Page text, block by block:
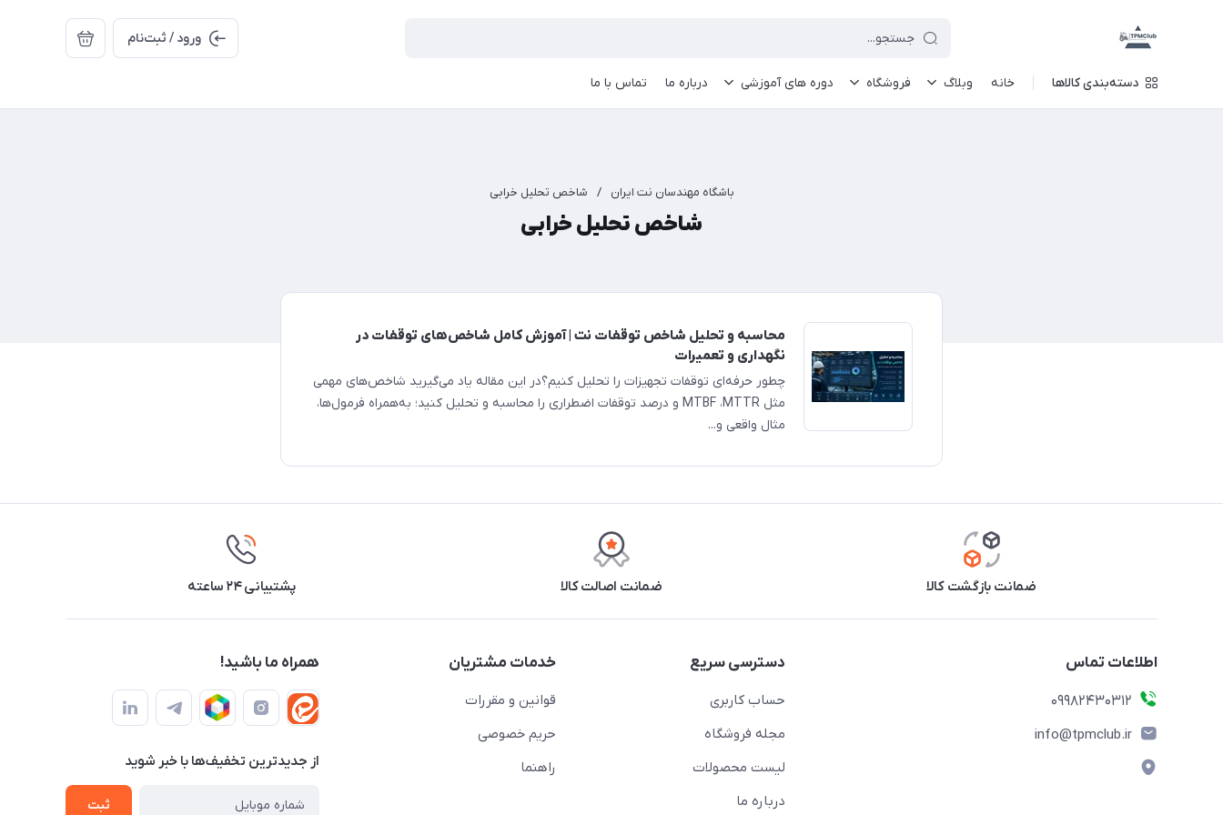
ورود / ثبت‌نام
دسته‌بندی کالاها خانه وبلاگ فروشگاه دوره های آموزشی درباره ما تماس با ما
باشگاه مهندسان نت ایران / شاخص تحلیل خرابی
شاخص تحلیل خرابی
محاسبه و تحلیل شاخص توقفات نت | آموزش کامل شاخص‌های توقفات در
نگهداری و تعمیرات
چطور حرفه‌ای توقفات تجهیزات را تحلیل کنیم؟در این مقاله یاد می‌گیرید شاخص‌های مهمی
مثل MTBF ،MTTR و درصد توقفات اضطراری را محاسبه و تحلیل کنید؛ به‌همراه فرمول‌ها،
مثال واقعی و...
ضمانت بازگشت کالا ضمانت اصالت کالا پشتیبانی ۲۴ ساعته
اطلاعات تماس
09982430312
info@tpmclub.ir
دسترسی سریع
حساب کاربری
مجله فروشگاه
لیست محصولات
درباره ما
خدمات مشتریان
قوانین و مقررات
حریم خصوصی
راهنما
همراه ما باشید!
از جدید‌ترین تخفیف‌ها با‌ خبر شوید
ثبت